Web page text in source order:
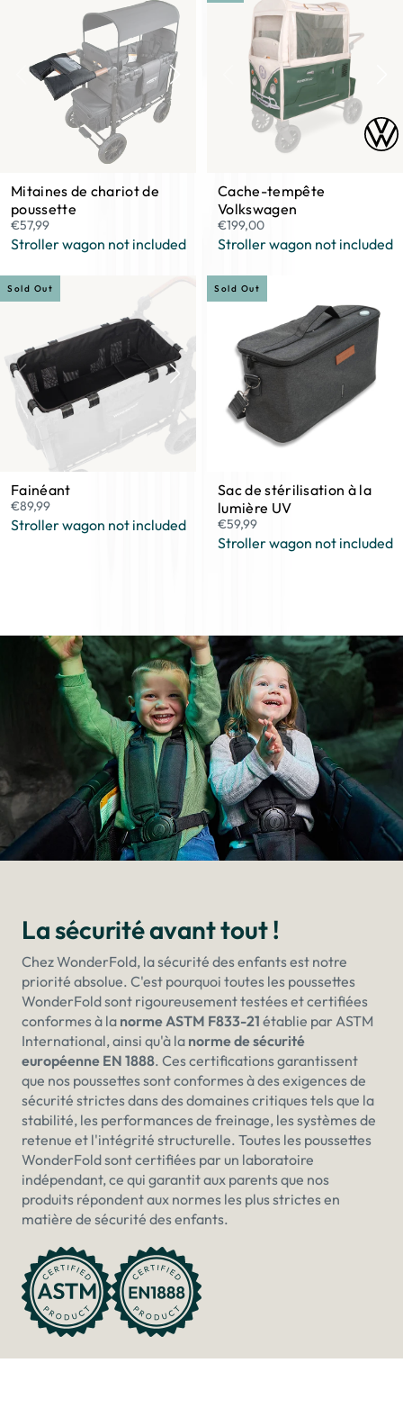
¡
Mitaines de chariot de
poussette
€57,99
Stroller wagon not included
Cache-tempête
Volkswagen
€199,00
Stroller wagon not included
Sold Out
Fainéant
€89,99
Stroller wagon not included
Sold Out
Sac de stérilisation à la
lumière UV
€59,99
Stroller wagon not included
La sécurité avant tout !
Chez WonderFold, la sécurité des enfants est notre
priorité absolue. C'est pourquoi toutes les poussettes
WonderFold sont rigoureusement testées et certifiées
conformes à la norme ASTM F833-21 établie par ASTM
International, ainsi qu'à la norme de sécurité
européenne EN 1888. Ces certifications garantissent
que nos poussettes sont conformes à des exigences de
sécurité strictes dans des domaines critiques tels que la
stabilité, les performances de freinage, les systèmes de
retenue et l'intégrité structurelle. Toutes les poussettes
WonderFold sont certifiées par un laboratoire
indépendant, ce qui garantit aux parents que nos
produits répondent aux normes les plus strictes en
matière de sécurité des enfants.